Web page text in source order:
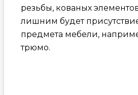
резьбы, кованых
лишним будет
предмета мебели,
трюмо.